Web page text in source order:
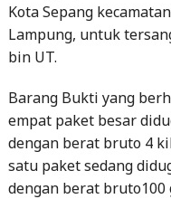
Kota Sepang
Lampung, untuk
bin UT.
Barang Bukti yang
empat paket besar
dengan berat bruto 4
satu paket sedang
dengan berat bruto100